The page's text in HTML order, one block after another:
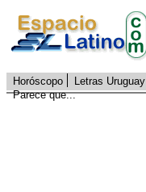
Horóscopo Letras Uruguay
Parece que...